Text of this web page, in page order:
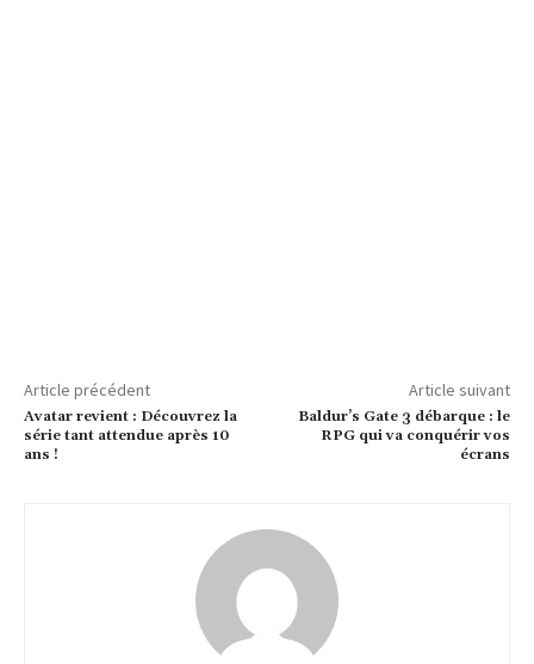
Article précédent
Avatar revient : Découvrez la
série tant attendue après 10
ans !
Article suivant
Baldur’s Gate 3 débarque : le
RPG qui va conquérir vos
écrans